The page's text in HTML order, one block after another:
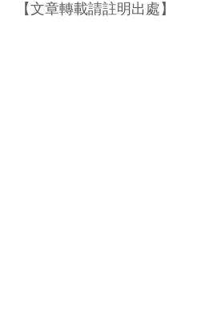
【文章轉載請註明出處】